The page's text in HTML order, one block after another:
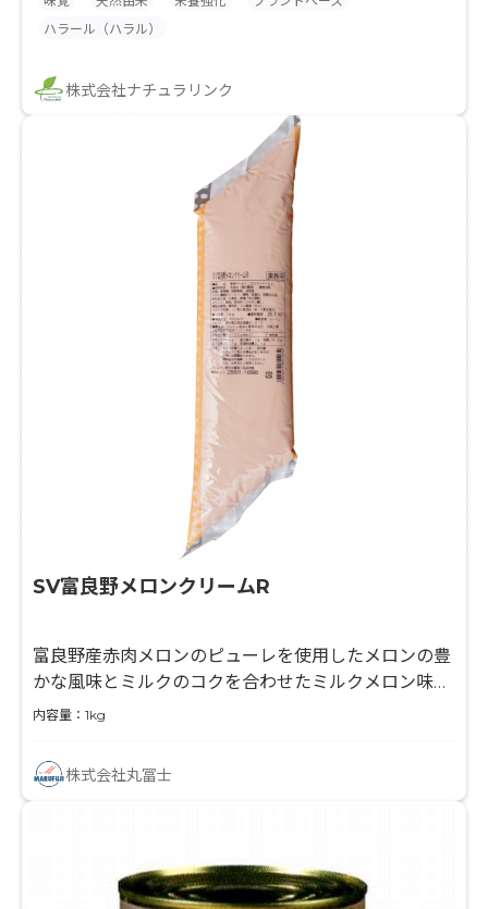
ハラール（ハラル）
株式会社ナチュラリンク
SV富良野メロンクリームR
富良野産赤肉メロンのピューレを使用したメロンの豊
かな風味とミルクのコクを合わせたミルクメロン味の
クリームです
内容量：1kg
株式会社丸冨士